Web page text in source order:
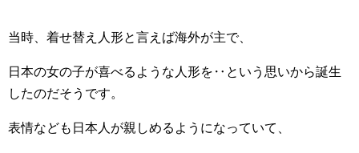
当時、着せ替え人形と言えば海外が主で、
日本の女の子が喜べるような人形を‥という思いから誕生
したのだそうです。
表情なども日本人が親しめるようになっていて、